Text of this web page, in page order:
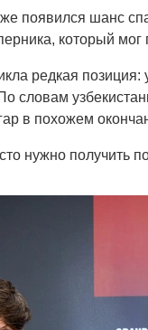
появился шанс
который мог
редкая
словам
в похожем
нужно получить